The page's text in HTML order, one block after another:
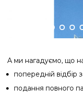
А ми нагадуємо, що
попередній відбір
подання повного